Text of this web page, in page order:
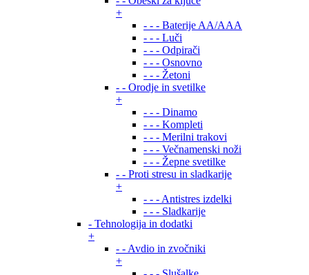
+
- - - Baterije AA/AAA
- - - Luči
- - - Odpirači
- - - Osnovno
- - - Žetoni
- - Orodje in svetilke
+
- - - Dinamo
- - - Kompleti
- - - Merilni trakovi
- - - Večnamenski noži
- - - Žepne svetilke
- - Proti stresu in sladkarije
+
- - - Antistres izdelki
- - - Sladkarije
- Tehnologija in dodatki
+
- - Avdio in zvočniki
+